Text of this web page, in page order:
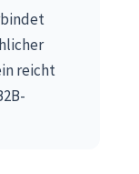
reicht